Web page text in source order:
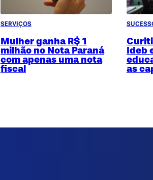
SERVIÇOS
Mulher ganha R$ 1
milhão no Nota Paraná
com apenas uma nota
fiscal
Ideb
as